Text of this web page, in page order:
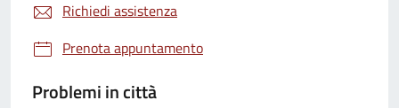
Richiedi assistenza
Prenota appuntamento
Problemi in città